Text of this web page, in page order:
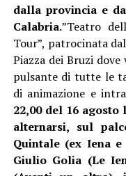
dalla provincia e
Calabria.”Teatro
Tour”, patrocinata
Piazza dei Bruzi
pulsante di tutte le
di animazione e
22,00 del 16
alternarsi, sul
Quintale (ex Iena
Giulio Golia (Le